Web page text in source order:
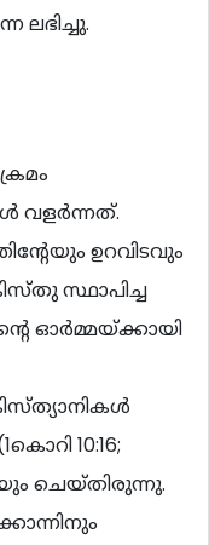
വളര്‍ന്നത്.
ഉറവിടവും
സ്ഥാപിച്ച
ഓര്‍മ്മയ്ക്കായി
10:16;
ചെയ്തിരുന്നു.